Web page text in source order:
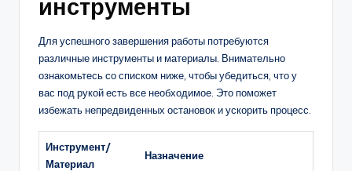
инструменты
Для успешного завершения работы потребуются
различные инструменты и материалы. Внимательно
ознакомьтесь со списком ниже, чтобы убедиться, что у
вас под рукой есть все необходимое. Это поможет
избежать непредвиденных остановок и ускорить процесс.
Инструмент/
Материал
Назначение